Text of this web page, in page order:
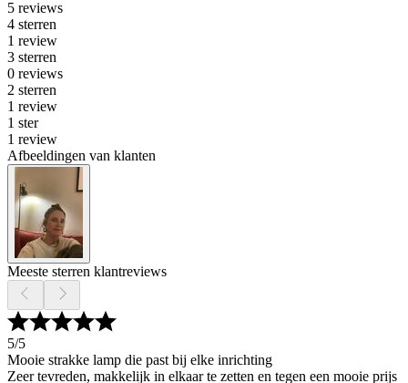
5 reviews
4 sterren
1 review
3 sterren
0 reviews
2 sterren
1 review
1 ster
1 review
Afbeeldingen van klanten
Meeste sterren klantreviews
5/5
Mooie strakke lamp die past bij elke inrichting
Zeer tevreden, makkelijk in elkaar te zetten en tegen een mooie prijs